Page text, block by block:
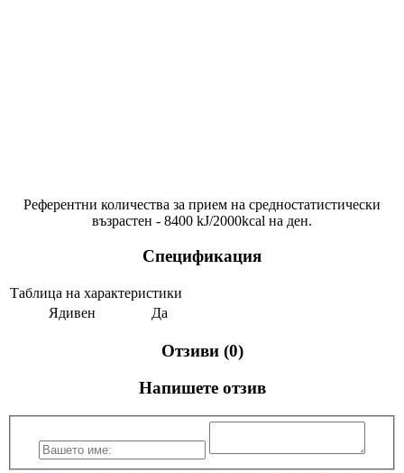
Референтни количества за прием на средностатистически
възрастен - 8400 kJ/2000kcal на ден.
Спецификация
Таблица на характеристики
Ядивен
Да
Отзиви (0)
Напишете отзив